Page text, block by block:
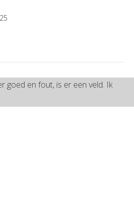
goed en fout, is er een veld. Ik